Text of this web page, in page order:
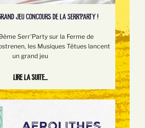
JEU CONCOURS DE LA SERR'PARTY !
Serr'Party sur la Ferme de
les Musiques Têtues lancent
un grand jeu
Lire la suite...